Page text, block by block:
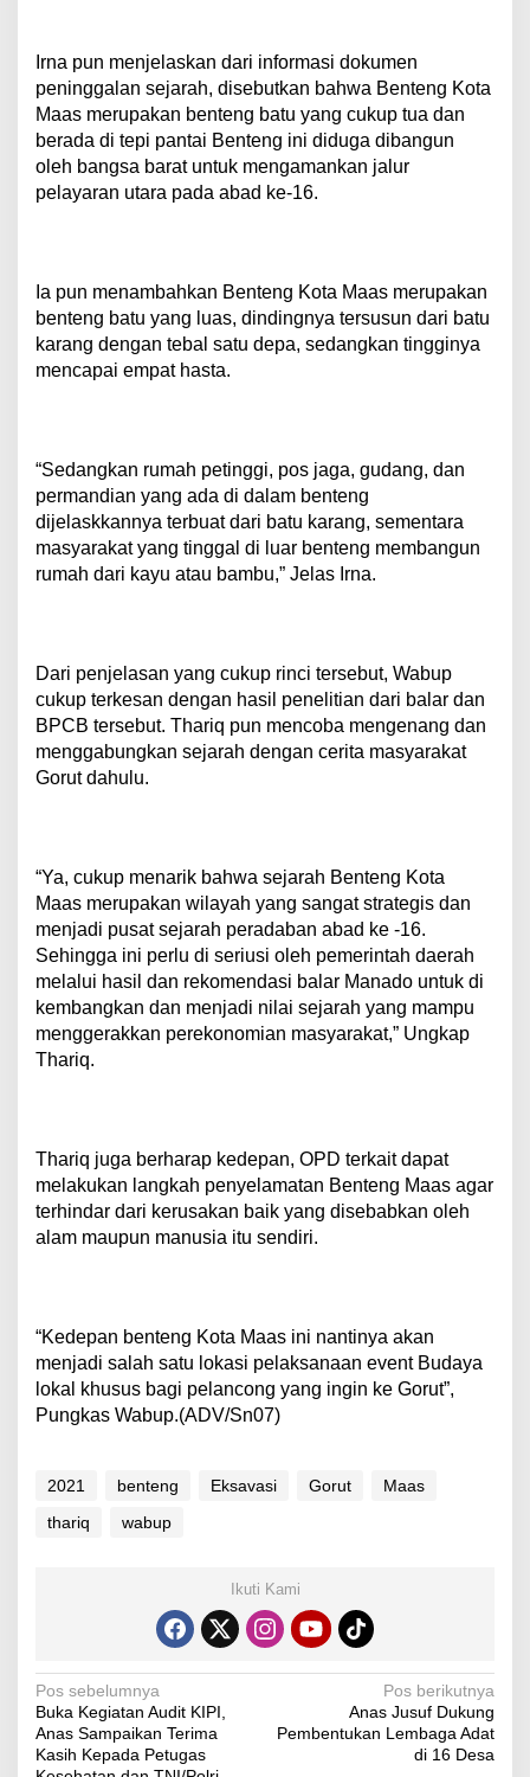
Irna pun menjelaskan dari informasi dokumen
peninggalan sejarah, disebutkan bahwa Benteng Kota
Maas merupakan benteng batu yang cukup tua dan
berada di tepi pantai Benteng ini diduga dibangun
oleh bangsa barat untuk mengamankan jalur
pelayaran utara pada abad ke-16.
Ia pun menambahkan Benteng Kota Maas merupakan
benteng batu yang luas, dindingnya tersusun dari batu
karang dengan tebal satu depa, sedangkan tingginya
mencapai empat hasta.
“Sedangkan rumah petinggi, pos jaga, gudang, dan
permandian yang ada di dalam benteng
dijelaskkannya terbuat dari batu karang, sementara
masyarakat yang tinggal di luar benteng membangun
rumah dari kayu atau bambu,” Jelas Irna.
Dari penjelasan yang cukup rinci tersebut, Wabup
cukup terkesan dengan hasil penelitian dari balar dan
BPCB tersebut. Thariq pun mencoba mengenang dan
menggabungkan sejarah dengan cerita masyarakat
Gorut dahulu.
“Ya, cukup menarik bahwa sejarah Benteng Kota
Maas merupakan wilayah yang sangat strategis dan
menjadi pusat sejarah peradaban abad ke -16.
Sehingga ini perlu di seriusi oleh pemerintah daerah
melalui hasil dan rekomendasi balar Manado untuk di
kembangkan dan menjadi nilai sejarah yang mampu
menggerakkan perekonomian masyarakat,” Ungkap
Thariq.
Thariq juga berharap kedepan, OPD terkait dapat
melakukan langkah penyelamatan Benteng Maas agar
terhindar dari kerusakan baik yang disebabkan oleh
alam maupun manusia itu sendiri.
“Kedepan benteng Kota Maas ini nantinya akan
menjadi salah satu lokasi pelaksanaan event Budaya
lokal khusus bagi pelancong yang ingin ke Gorut”,
Pungkas Wabup.(ADV/Sn07)
2021 benteng Eksavasi Gorut
Maas
thariq
wabup
Ikuti Kami
N
a
v
Pos sebelumnya
Buka Kegiatan Audit KIPI,
Anas Sampaikan Terima
Kasih Kepada Petugas
Pos berikutnya
Anas Jusuf Dukung
Pembentukan Lembaga Adat
di 16 Desa